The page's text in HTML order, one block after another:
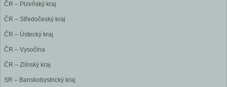
ČR – Plzeňský kraj
ČR – Středočeský kraj
ČR – Ústecký kraj
ČR – Vysočina
ČR – Zlínský kraj
SR – Banskobystrický kraj